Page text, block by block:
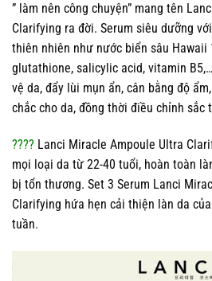
” làm nên công chuyện” mang tên
Clarifying ra đời. Serum siêu dưỡng
thiên nhiên như nước biển sâu Hawaii
glutathione, salicylic acid, vitamin
vệ da, đẩy lùi mụn ẩn, cân bằng độ
chắc cho da, đồng thời điều chỉnh sắc
???? Lanci Miracle Ampoule Ultra
mọi loại da từ 22-40 tuổi, hoàn toàn
bị tổn thương. Set 3 Serum Lanci
Clarifying hứa hẹn cải thiện làn da
tuần.